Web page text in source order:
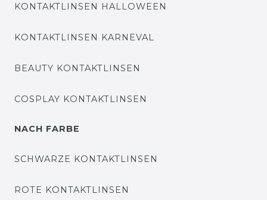
KONTAKTLINSEN HALLOWEEN
KONTAKTLINSEN KARNEVAL
BEAUTY KONTAKTLINSEN
COSPLAY KONTAKTLINSEN
NACH FARBE
SCHWARZE KONTAKTLINSEN
ROTE KONTAKTLINSEN